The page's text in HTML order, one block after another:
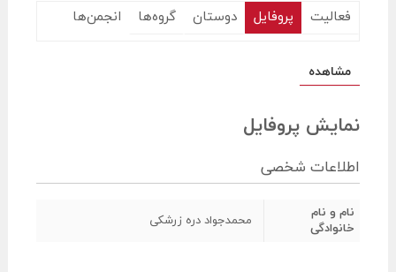
فعالیت پروفایل دوستان گروه‌ها انجمن‌ها
مشاهده
نمایش پروفایل
اطلاعات شخصی
نام و نام
خانوادگی
محمدجواد دره زرشکی